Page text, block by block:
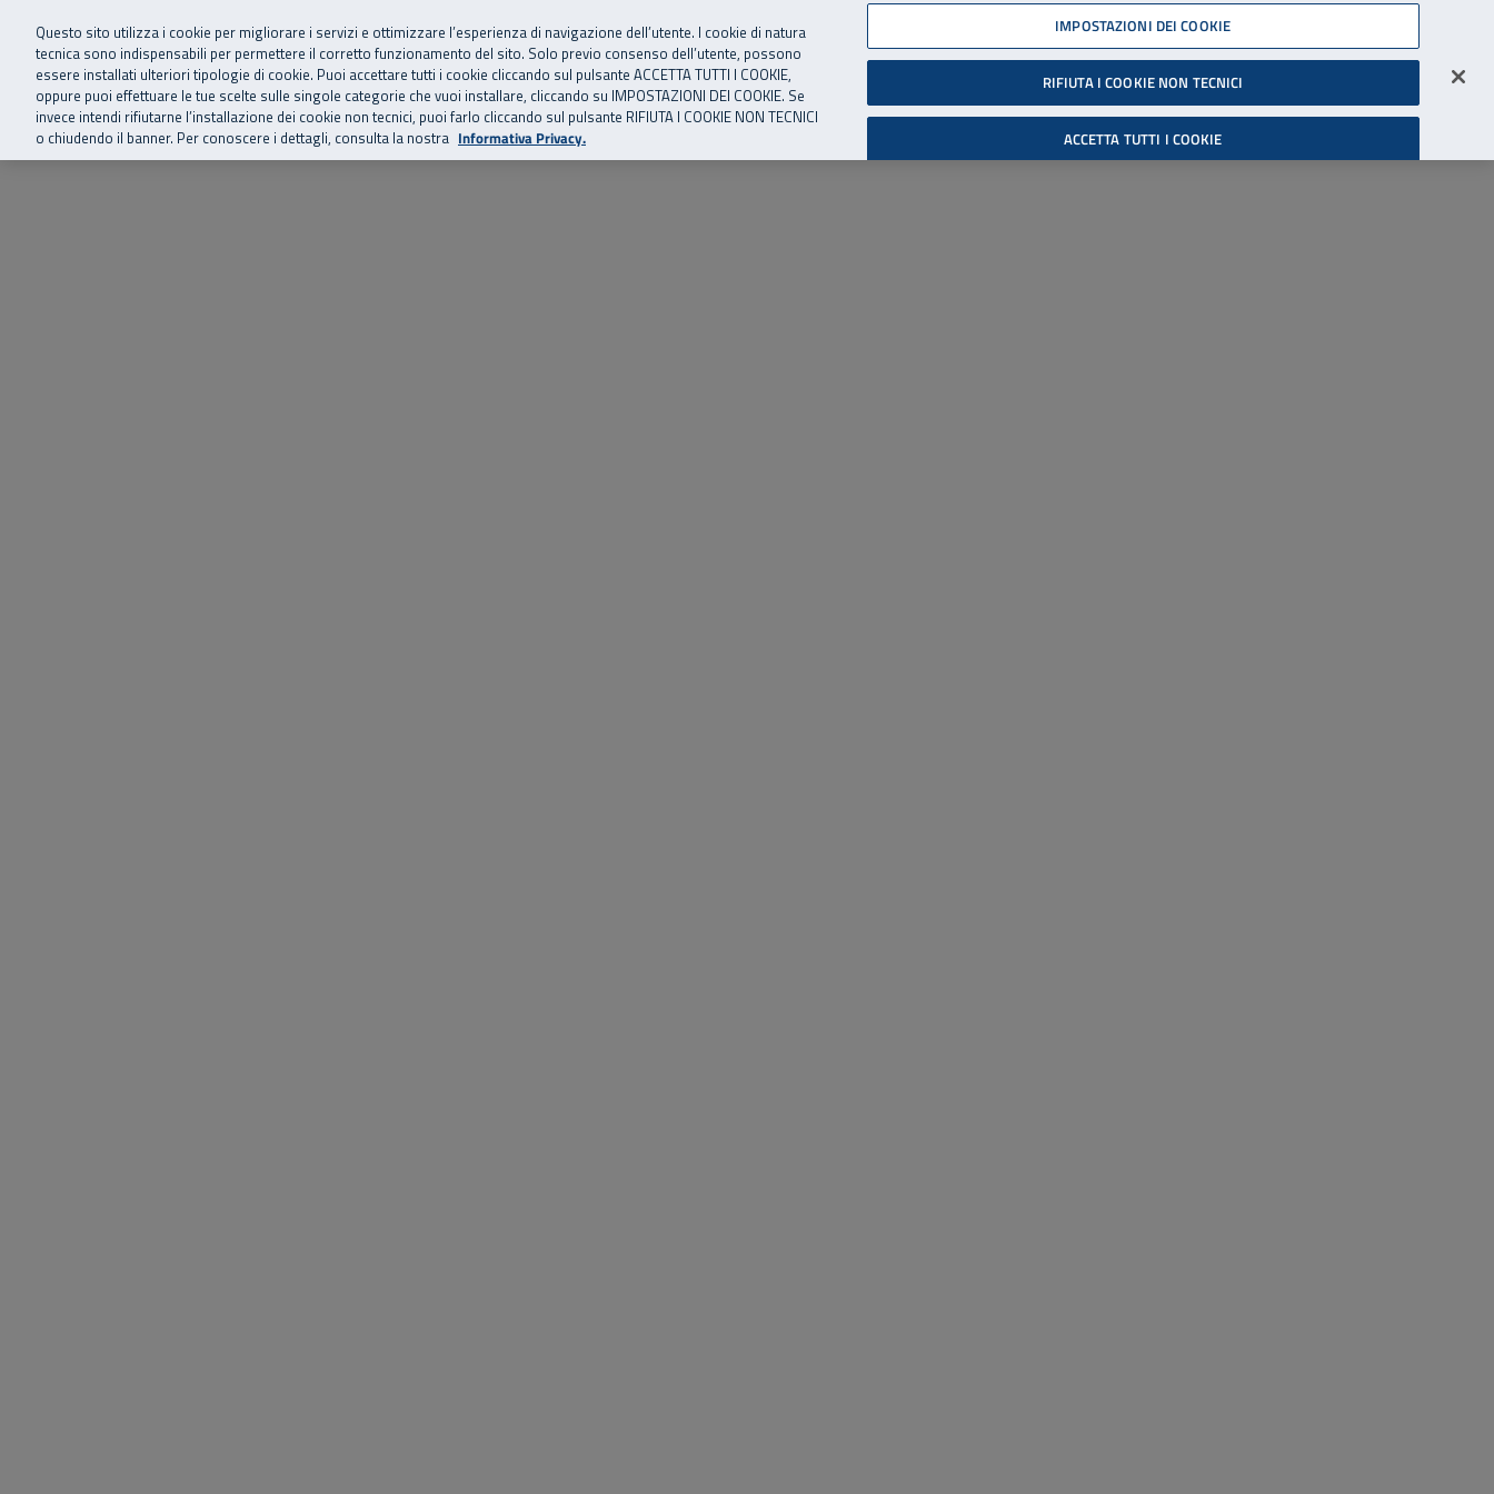
Vai al menu principale
Vai al contenuto principale
Vai al Footer 06 45539607
SuperAbile - il Contact Center Inail per il mondo della disabilità
Home Chi siamo Storie, news ed eventi Risorse utili Supporto Accessibilità
Cerca
Accedi all'area riservata
Questo sito utilizza i cookie per migliorare i servizi e ottimizzare l’esperienza di navigazione dell’utente. I cookie di natura
tecnica sono indispensabili per permettere il corretto funzionamento del sito. Solo previo consenso dell’utente, possono
essere installati ulteriori tipologie di cookie. Puoi accettare tutti i cookie cliccando sul pulsante ACCETTA TUTTI I COOKIE,
oppure puoi effettuare le tue scelte sulle singole categorie che vuoi installare, cliccando su IMPOSTAZIONI DEI COOKIE. Se
invece intendi rifiutarne l’installazione dei cookie non tecnici, puoi farlo cliccando sul pulsante RIFIUTA I COOKIE NON TECNICI
o chiudendo il banner. Per conoscere i dettagli, consulta la nostra Informativa Privacy.
IMPOSTAZIONI DEI COOKIE
RIFIUTA I COOKIE NON TECNICI
ACCETTA TUTTI I COOKIE